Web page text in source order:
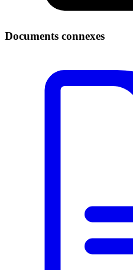
Documents connexes